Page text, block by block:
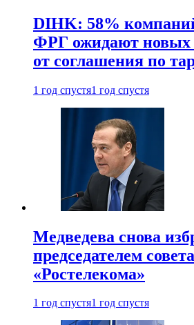
DIHK: 58%
ФРГ ожидают новых
от соглашения по
1 год спустя1 год спустя
Медведева снова
председателем
«Ростелекома»
1 год спустя1 год спустя